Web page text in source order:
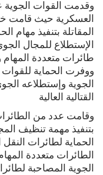
وقدمت القوات
العسكرية حيث قامت
المقاتلة بتنفيذ مهام
الإستطلاع للمجال
طائرات متعددة المهام
ووفرت الحماية
الجوية وإستطلاعه
القتالية العالية
بتنفيذ مهمة تنظيف
الحماية لطائرات
الطائرات متعددة
الجوية المصاحبة لطائرات